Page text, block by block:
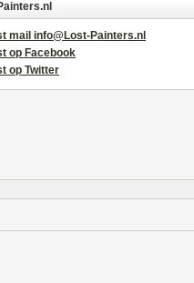
mail info@Lost-Painters.nl
op Facebook
op Twitter